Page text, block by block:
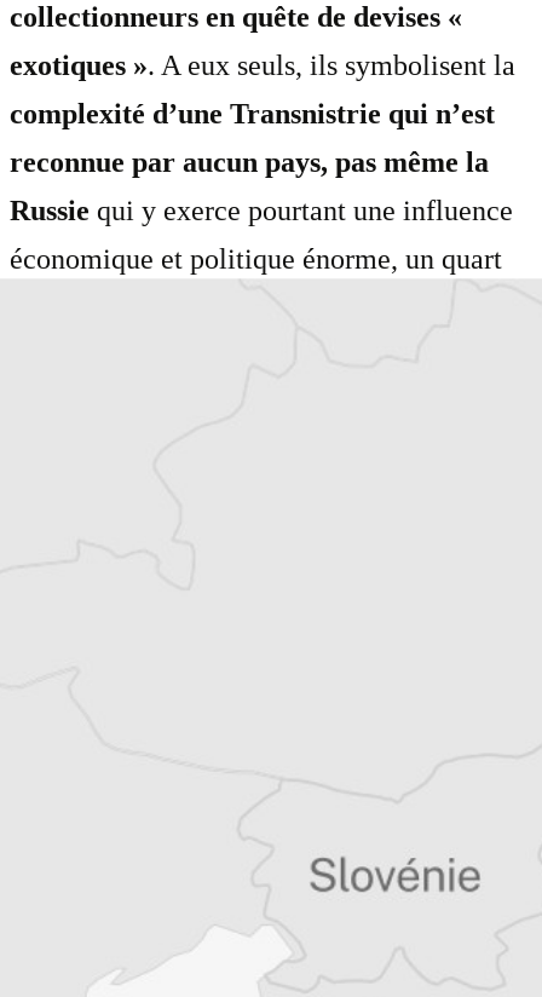
collectionneurs en quête de devises «
exotiques ». A eux seuls, ils symbolisent la
complexité d’une Transnistrie qui n’est
reconnue par aucun pays, pas même la
Russie qui y exerce pourtant une influence
économique et politique énorme, un quart